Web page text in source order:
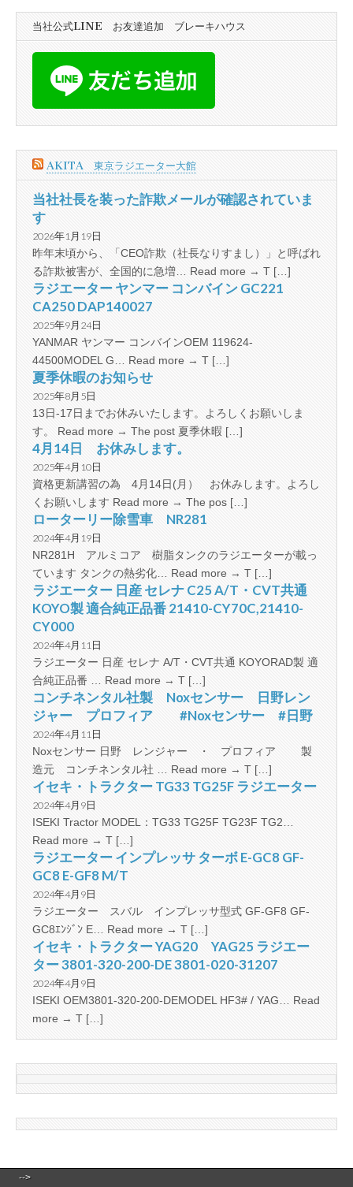
当社公式LINE お友達追加 ブレーキハウス
AKITA 東京ラジエーター大館
当社社長を装った詐欺メールが確認されていま
す
2026年1月19日
昨年末頃から、「CEO詐欺（社長なりすまし）」と呼ばれ
る詐欺被害が、全国的に急増… Read more → T […]
ラジエーター ヤンマー コンバイン GC221
CA250 DAP140027
2025年9月24日
YANMAR ヤンマー コンバインOEM 119624-
44500MODEL G… Read more → T […]
夏季休暇のお知らせ
2025年8月5日
13日-17日までお休みいたします。よろしくお願いしま
す。 Read more → The post 夏季休暇 […]
4月14日 お休みします。
2025年4月10日
資格更新講習の為 4月14日(月） お休みします。よろし
くお願いします Read more → The pos […]
ローターリー除雪車 NR281
2024年4月19日
NR281H アルミコア 樹脂タンクのラジエーターが載っ
ています タンクの熱劣化… Read more → T […]
ラジエーター 日産 セレナ C25 A/T・CVT共通
KOYO製 適合純正品番 21410-CY70C,21410-
CY000
2024年4月11日
ラジエーター 日産 セレナ A/T・CVT共通 KOYORAD製 適
合純正品番 … Read more → T […]
コンチネンタル社製 Noxセンサー 日野レン
ジャー プロフィア #Noxセンサー #日野
2024年4月11日
Noxセンサー 日野 レンジャー ・ プロフィア 製
造元 コンチネンタル社 … Read more → T […]
イセキ・トラクター TG33 TG25F ラジエーター
2024年4月9日
ISEKI Tractor MODEL：TG33 TG25F TG23F TG2…
Read more → T […]
ラジエーター インプレッサ ターボ E-GC8 GF-
GC8 E-GF8 M/T
2024年4月9日
ラジエーター スバル インプレッサ型式 GF-GF8 GF-
GC8ｴﾝｼﾞﾝ E… Read more → T […]
イセキ・トラクター YAG20 YAG25 ラジエー
ター 3801-320-200-DE 3801-020-31207
2024年4月9日
ISEKI OEM3801-320-200-DEMODEL HF3# / YAG… Read
more → T […]
-->